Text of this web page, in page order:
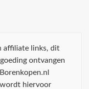
affiliate links, dit
ontvangen
hiervoor